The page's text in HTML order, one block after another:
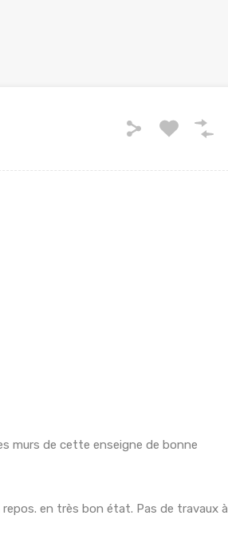
murs de cette enseigne de bonne
en très bon état. Pas de travaux à